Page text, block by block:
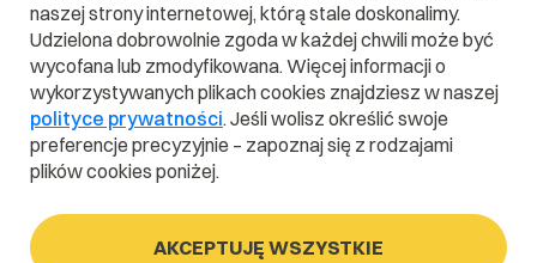
naszej strony internetowej, którą stale doskonalimy.
Udzielona dobrowolnie zgoda w każdej chwili może być
wycofana lub zmodyfikowana. Więcej informacji o
wykorzystywanych plikach cookies znajdziesz w naszej
polityce prywatności. Jeśli wolisz określić swoje
preferencje precyzyjnie – zapoznaj się z rodzajami
plików cookies poniżej.
AKCEPTUJĘ WSZYSTKIE